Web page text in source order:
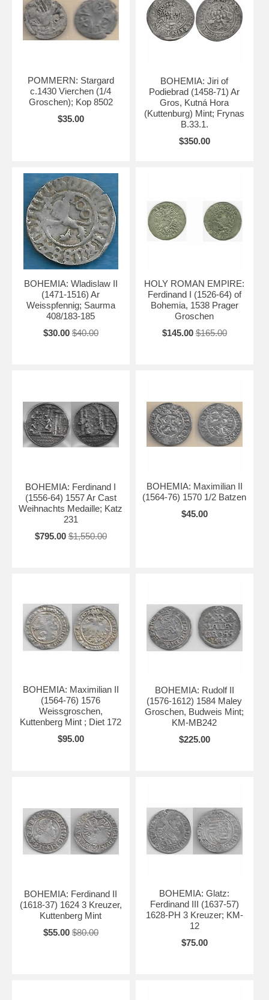
POMMERN: Stargard
c.1430 Vierchen (1/4
Groschen); Kop 8502
$35.00
BOHEMIA: Jiri of
Podiebrad (1458-71) Ar
Gros, Kutná Hora
(Kuttenburg) Mint; Frynas
B.33.1.
$350.00
BOHEMIA: Wladislaw II
(1471-1516) Ar
Weisspfennig; Saurma
408/183-185
$30.00 $40.00
HOLY ROMAN EMPIRE:
Ferdinand I (1526-64) of
Bohemia, 1538 Prager
Groschen
$145.00 $165.00
BOHEMIA: Ferdinand I
(1556-64) 1557 Ar Cast
Weihnachts Medaille; Katz
231
$795.00 $1,550.00
BOHEMIA: Maximilian II
(1564-76) 1570 1/2 Batzen
$45.00
BOHEMIA: Maximilian II
(1564-76) 1576
Weissgroschen,
Kuttenberg Mint ; Diet 172
$95.00
BOHEMIA: Rudolf II
(1576-1612) 1584 Maley
Groschen, Budweis Mint;
KM-MB242
$225.00
BOHEMIA: Ferdinand II
(1618-37) 1624 3 Kreuzer,
Kuttenberg Mint
$55.00 $80.00
BOHEMIA: Glatz:
Ferdinand III (1637-57)
1628-PH 3 Kreuzer; KM-
12
$75.00